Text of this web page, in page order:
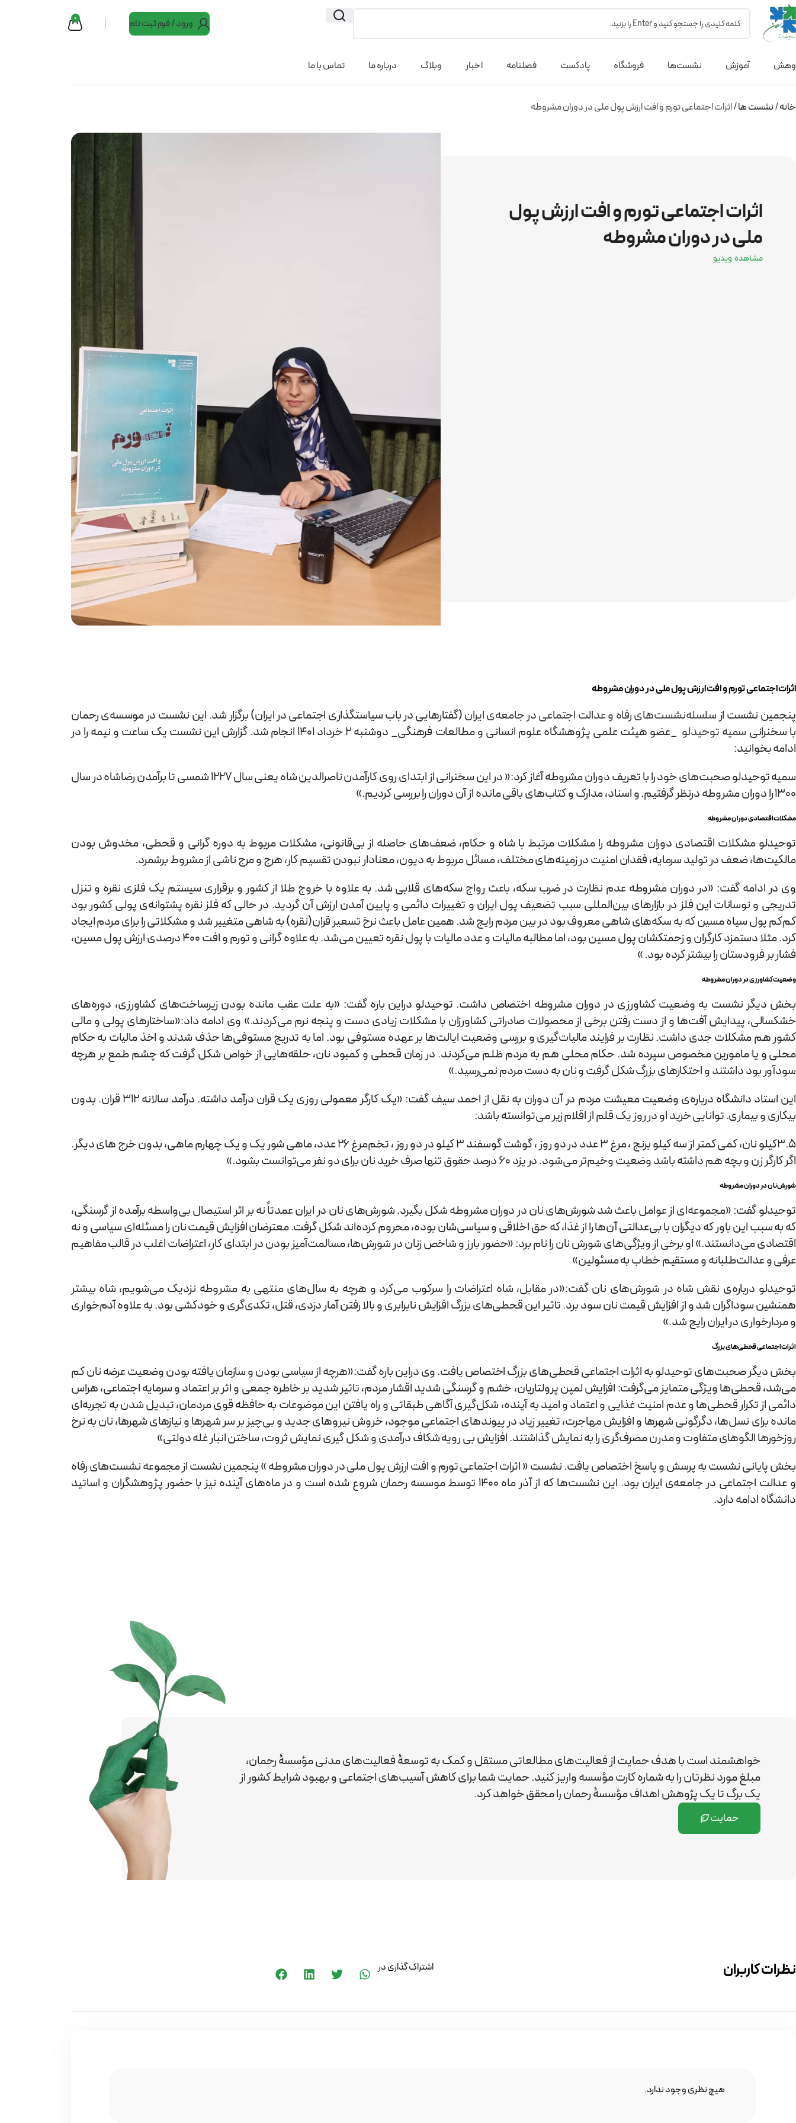
ورود / فرم ثبت نام 0
آموزش نشست‌ها فروشگاه پادکست فصلنامه اخبار وبلاگ درباره ما تماس با ما
خانه نشست ها اثرات اجتماعی تورم و افت ارزش پول ملی در دوران مشروطه
اثرات اجتماعی تورم و افت ارزش پول
ملی در دوران مشروطه
مشاهده ویدیو
اثرات اجتماعی تورم و افت ارزش پول ملی در دوران مشروطه
پنجمین نشست ازسلسله‌نشست‌های رفاه و عدالت اجتماعی در جامعه‌ی ایران(گفتارهایی در باب سیاستگذاری اجتماعی در ایران) برگزار شد. این نشست در موسسه‌ی رحمان
با سخنرانی سمیه توحیدلو
_عضو هیئت علمی پژوهشگاه علوم انسانی و مطالعات فرهنگی_ دوشنبه ۲ خرداد 1401 انجام شد. گزارش این نشست یک ساعت و نیمه را در
ادامه بخوانید:
سمیه توحیدلو صحبت‌های خود را با تعریف دوران مشروطه آغاز کرد:« در این سخنرانی از ابتدای روی کارآمدن ناصرالدین شاه یعنی سال 1227 شمسی تا برآمدن رضاشاه در سال
1300 را دوران مشروطه درنظر گرفتیم. و اسناد، مدارک و کتاب‌های باقی مانده از آن دوران را بررسی کردیم.»
مشکلات اقتصادی دوران مشروطه
توحیدلو مشکلات اقتصادی دوران مشروطه را مشکلات مرتبط با شاه و حکام، ضعف‌های حاصله از بی‌قانونی، مشکلات مربوط به دوره گرانی و قحطی، مخدوش بودن
مالکیت‌ها، ضعف در تولید سرمایه، فقدان امنیت در زمینه‌های مختلف، مسائل مربوط به دیون، معنادار نبودن تقسیم کار، هرج و مرج ناشی از مشروط برشمرد.
وی در ادامه گفت: «در دوران مشروطه عدم نظارت در ضرب سکه، باعث رواج سکه‌های قلابی شد. به علاوه با خروج طلا از کشور و برقراری سیستم یک فلزی نقره و تنزل
تدریجی و نوسانات این فلز در بازارهای بین‌المللی سبب تضعیف پول ایران و تغییرات دائمی و پایین آمدن ارزش آن گردید. در حالی که فلز نقره پشتوانه‌ی پولی کشور بود
کم‌کم پول سیاه مسین که به سکه‌های شاهی معروف بود در بین مردم رایج شد. همین عامل باعث نرخ تسعیر قران(نقره) به شاهی متغییر شد و مشکلاتی را برای مردم ایجاد
کرد. مثلا دستمزد کارگران و زحمتکشان پول مسین بود، اما مطالبه مالیات و عدد مالیات با پول نقره تعیین می‌شد. به علاوه گرانی و تورم و افت 400 درصدی ارزش پول مسین،
فشار بر فرودستان را بیشتر کرده بود. »
وضعیت کشاورزی در دوران مشروطه
بخش دیگر نشست به وضعیت کشاورزی در دوران مشروطه اختصاص داشت. توحیدلو دراین باره گفت: «به علت عقب مانده بودن زیرساخت‌های کشاورزی، دوره‌های
خشکسالی، پیدایش آفت‌ها و از دست رفتن برخی از محصولات صادراتی کشاورزان با مشکلات زیادی دست و پنجه نرم می‌کردند.» وی ادامه داد:«ساختارهای پولی و مالی
کشور هم مشکلات جدی داشت. نظارت بر فرایند مالیات‌گیری و بررسی وضعیت ایالت‌ها بر عهده مستوفی بود. اما به تدریج مستوفی‌ها حذف شدند و اخذ مالیات به حکام
محلی و یا مامورین مخصوص سپرده شد. حکام محلی هم به مردم ظلم می‌کردند. در زمان قحطی و کمبود نان، حلقه‌هایی از خواص شکل گرفت که چشم طمع بر هرچه
سودآور بود داشتند و احتکارهای بزرگ شکل گرفت و نان به دست مردم نمی‌رسید.»
این استاد دانشگاه درباره‌ی وضعیت معیشت مردم در آن دوران به نقل از احمد سیف گفت: «یک کارگر معمولی روزی یک قران درآمد داشته. درآمد سالانه 312 قران. بدون
بیکاری و بیماری. توانایی خرید او در روز یک قلم از اقلام زیر می‌توانسته باشد:
3.5کیلو نان، کمی کمتر از سه کیلو برنج ، مرغ 3 عدد در دو روز ، گوشت گوسفند 3 کیلو در دو روز ، تخم‌مرغ 26 عدد، ماهی شور یک و یک چهارم ماهی، بدون خرج های دیگر.
اگر کارگر زن و بچه هم داشته باشد وضعیت وخیم‌تر می‌شود. در یزد 60 درصد حقوق تنها صرف خرید نان برای دو نفر می‌توانست بشود.»
شورش نان در دوران مشروطه
توحیدلو گفت: «مجموعه‌ای از عوامل باعث شد شورش‌های نان در دوران مشروطه شکل بگیرد. شورش‌های نان در ایران عمدتاً نه بر اثر استیصال بی‌واسطه برآمده از گرسنگی،
که به سبب این باور که دیگران با بی‌عدالتی آن‌ها را از غذا، که حق اخلاقی و سیاسی‌شان بوده، محروم کرده‌اند شکل گرفت. معترضان افزایش قیمت نان را مسئله‌ای سیاسی و نه
اقتصادی می‌دانستند.» او برخی از ویژگی‌های شورش نان را نام برد: «حضور بارز و شاخص زنان در شورش‌ها، مسالمت‌آمیز بودن در ابتدای کار، اعتراضات اغلب در قالب مفاهیم
عرفی و عدالت‌طلبانه و مستقیم خطاب به مسئولین»
توحیدلو درباره‌ی نقش شاه در شورش‌های نان گفت:«در مقابل، شاه اعتراضات را سرکوب می‌کرد و هرچه به سال‌های منتهی به مشروطه نزدیک می‌شویم، شاه بیشتر
همنشین سوداگران شد و از افزایش قیمت نان سود برد. تاثیر این قحطی‌های بزرگ افزایش نابرابری و بالا رفتن آمار دزدی، قتل، تکدی‌گری و خودکشی بود. به علاوه آدم‌خواری
و مردارخواری در ایران رایج شد.»
اثرات اجتماعی قحطی‌های بزرگ
بخش دیگر صحبت‌های توحیدلو به اثرات اجتماعی قحطی‌های بزرگ اختصاص یافت. وی دراین باره گفت:«هرچه از سیاسی بودن و سازمان یافته بودن وضعیت عرضه نان کم
می‌شد، قحطی‌ها ویژگی متمایز می‌گرفت: افزایش لمپن پرولتاریان، خشم و گرسنگی شدید اقشار مردم، تاثیر شدید بر خاطره جمعی و اثر بر اعتماد و سرمایه اجتماعی، هراس
دائمی از تکرار قحطی‌ها و عدم امنیت غذایی و اعتماد و امید به آینده، شکل‌گیری آگاهی طبقاتی و راه یافتن این موضوعات به حافظه قوی مردمان، تبدیل شدن به تجربه‌ای
مانده برای نسل‌ها، دگرگونی شهرها و افزایش مهاجرت، تغییر زیاد در پیوندهای اجتماعی موجود، خروش نیروهای جدید و بی‌چیز بر سر شهرها و نیازهای شهرها، نان به نرخ
روزخورها الگوهای متفاوت و مدرن مصرف‌گری را به نمایش گذاشتند. افزایش بی رویه شکاف درآمدی و شکل گیری نمایش ثروت، ساختن انبار غله دولتی»
بخش پایانی نشست به پرسش و پاسخ اختصاص یافت. نشست « اثرات اجتماعی تورم و افت ارزش پول ملی در دوران مشروطه » پنجمین نشست از مجموعه نشست‌های رفاه
و عدالت اجتماعی در جامعه‌ی ایران بود. این نشست‌ها که از آذر ماه 1400 توسط موسسه رحمان شروع شده است و در ماه‌های آینده نیز با حضور پژوهشگران و اساتید
دانشگاه ادامه دارد.
خواهشمند است با هدف حمایت از فعالیت‌های مطالعاتی مستقل و کمک به توسعۀ فعالیت‌های مدنی مؤسسۀ رحمان،
مبلغ مورد نظرتان را به شماره کارت مؤسسه واریز کنید. حمایت شما برای کاهش آسیب‌های اجتماعی و بهبود شرایط کشوراز
یک برگ تا یک پژوهش اهداف مؤسسۀ رحمان رامحقق خواهد کرد.
حمایت
نظرات کاربران اشتراک گذاری در
هیچ نظری وجود ندارد.